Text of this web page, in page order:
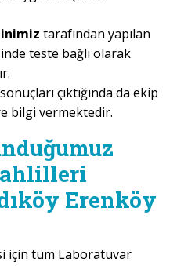
tarafından yapılan
teste bağlı olarak
çıktığında da ekip
bilgi vermektedir.
Erenköy
için tüm Laboratuvar